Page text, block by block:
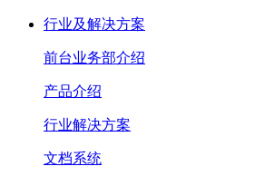
行业及解决方案
前台业务部介绍
产品介绍
行业解决方案
文档系统